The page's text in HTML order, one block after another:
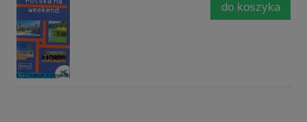
do koszyka